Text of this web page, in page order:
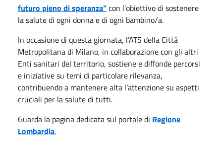
futuro pieno di speranza”con l’obiettivo di sostenere
la salute di ogni donna e di ogni bambino/a.
In occasione di questa giornata, l’ATS della Città
Metropolitana di Milano, in collaborazione con gli altri
Enti sanitari del territorio, sostiene e diffonde percorsi
e iniziative su temi di particolare rilevanza,
contribuendo a mantenere alta l’attenzione su aspetti
cruciali per la salute di tutti.
Guarda la pagina dedicata sul portale di Regione
Lombardia.